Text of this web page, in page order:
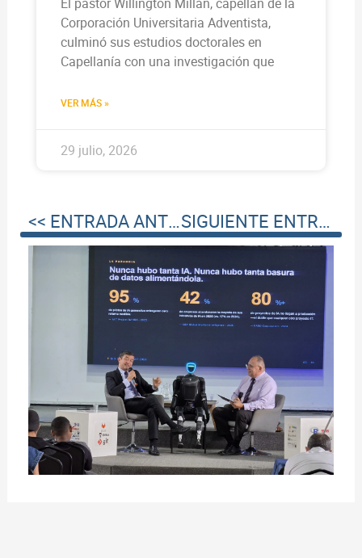
Corporación Universitaria Adventista,
culminó sus estudios doctorales en
Capellanía con una investigación que
VER MÁS »
29 julio, 2026
<< ENTRADA ANTERIOR SIGUIENTE ENTRADA >>